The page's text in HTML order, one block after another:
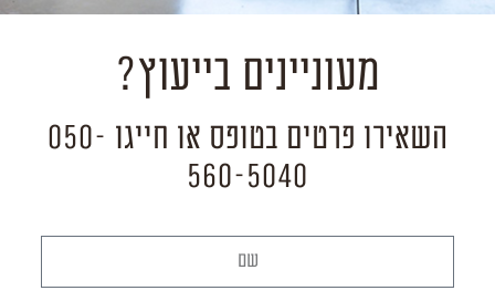
מעוניינים בייעוץ?
השאירו פרטים בטופס או חייגו 050-
560-5040